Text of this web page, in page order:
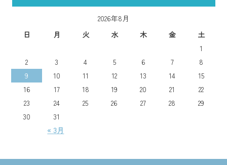
2026年8月
日
月 火 水 木 金 土
« 3月
1
2
3 4 5 6 7
8
9
10 11 12 13 14
15
16
17 18 19 20 21
22
23
24 25 26 27 28
29
30
31